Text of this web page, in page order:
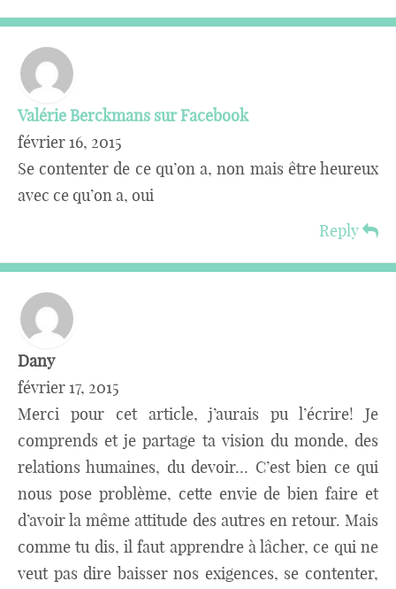
Valérie Berckmans sur Facebook
février 16, 2015
Se contenter de ce qu’on a, non mais être heureux
avec ce qu’on a, oui
Reply
Dany
février 17, 2015
Merci pour cet article, j’aurais pu l’écrire! Je
comprends et je partage ta vision du monde, des
relations humaines, du devoir… C’est bien ce qui
nous pose problème, cette envie de bien faire et
d’avoir la même attitude des autres en retour. Mais
comme tu dis, il faut apprendre à lâcher, ce qui ne
veut pas dire baisser nos exigences, se contenter,